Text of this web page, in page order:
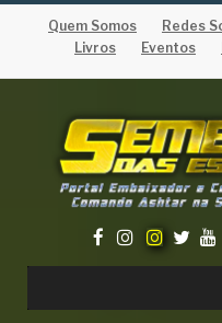
Quem Somos Redes
Livros
Eventos